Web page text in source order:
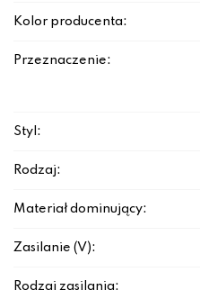
Kolor producenta:
Przeznaczenie:
Styl:
Rodzaj:
Materiał dominujący:
Zasilanie (V):
Rodzaj zasilania: